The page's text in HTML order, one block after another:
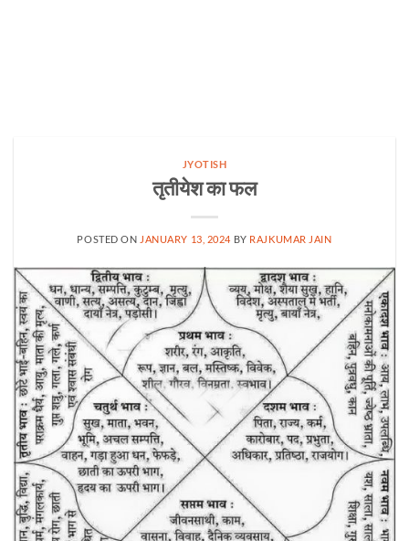
JYOTISH
तृतीयेश का फल
POSTED ON JANUARY 13, 2024 BY RAJKUMAR JAIN